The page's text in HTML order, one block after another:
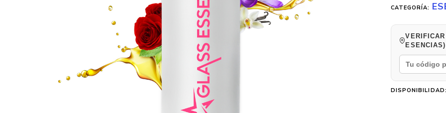
CATEGORÍA:
ESENCIAS)